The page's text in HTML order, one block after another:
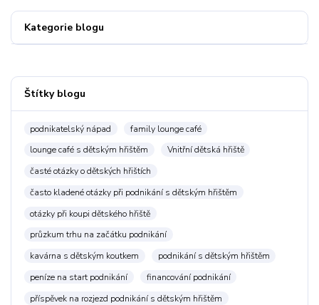
Kategorie blogu
Štítky blogu
podnikatelský nápad
family lounge café
lounge café s dětským hřištěm
Vnitřní dětská hřiště
časté otázky o dětských hřištích
často kladené otázky při podnikání s dětským hřištěm
otázky při koupi dětského hřiště
průzkum trhu na začátku podnikání
kavárna s dětským koutkem
podnikání s dětským hřištěm
peníze na start podnikání
financování podnikání
příspěvek na rozjezd podnikání s dětským hřištěm